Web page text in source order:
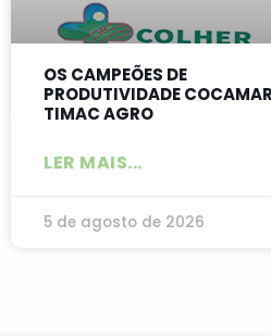
OS CAMPEÕES DE
PRODUTIVIDADE
TIMAC AGRO
LER MAIS...
5 de agosto de 2026